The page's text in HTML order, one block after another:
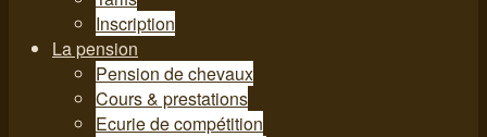
Inscription
La pension
Pension de chevaux
Cours & prestations
Ecurie de compétition